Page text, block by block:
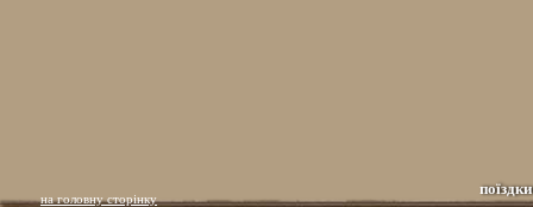
поїздки
на головну сторінку